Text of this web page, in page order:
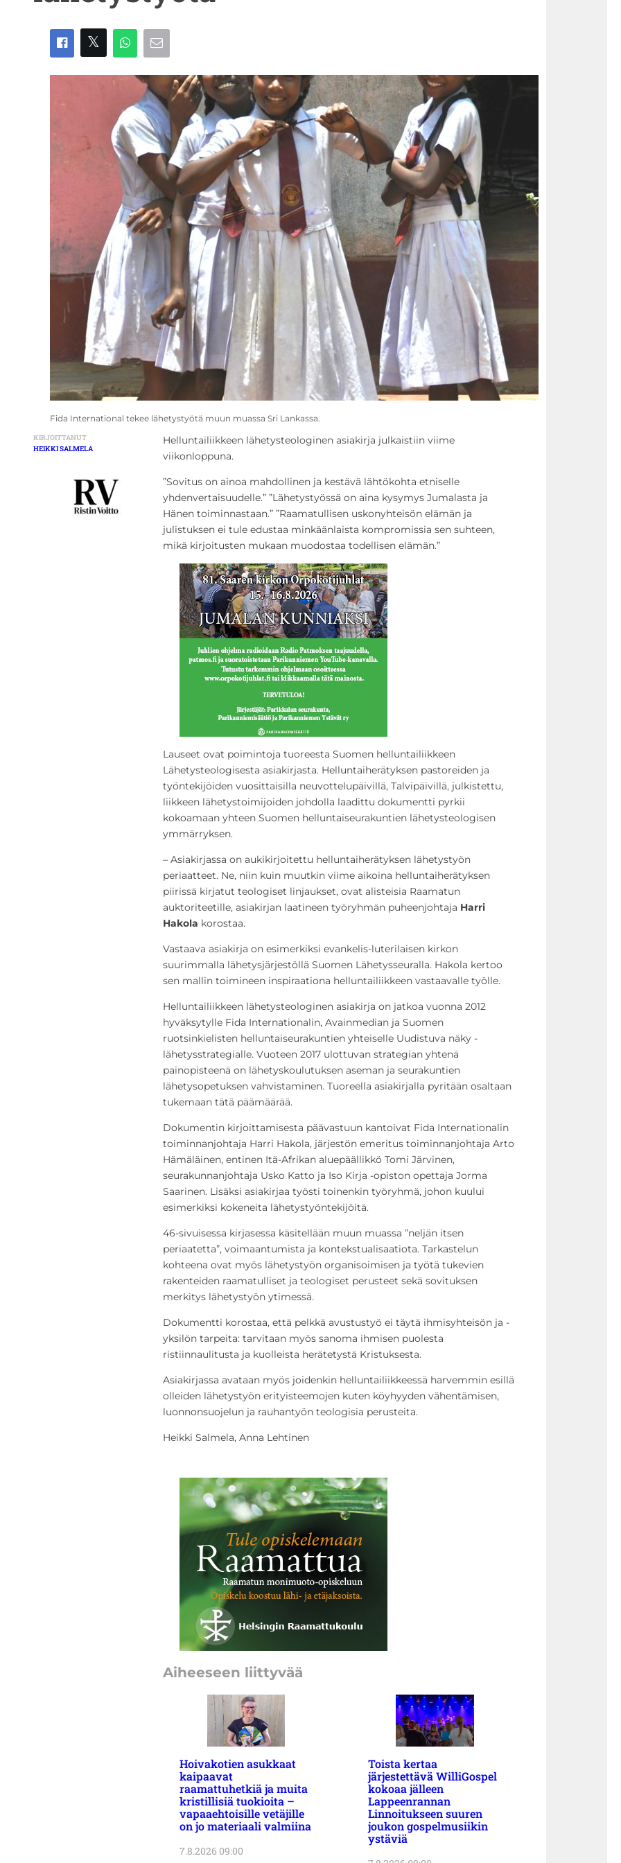
Fida International tekee lähetystyötä muun muassa Sri Lankassa.
KIRJOITTANUT
HEIKKI SALMELA
Helluntailiikkeen lähetysteologinen asiakirja julkaistiin viime
viikonloppuna.
”Sovitus on ainoa mahdollinen ja kestävä lähtökohta etniselle
yhdenvertaisuudelle.” ”Lähetystyössä on aina kysymys Jumalasta ja
Hänen toiminnastaan.” ”Raamatullisen uskonyhteisön elämän ja
julistuksen ei tule edustaa minkäänlaista kompromissia sen suhteen,
mikä kirjoitusten mukaan muodostaa todellisen elämän.”
Lauseet ovat poimintoja tuoreesta Suomen helluntailiikkeen
Lähetysteologisesta asiakirjasta. Helluntaiherätyksen pastoreiden ja
työntekijöiden vuosittaisilla neuvottelupäivillä, Talvipäivillä, julkistettu,
liikkeen lähetystoimijoiden johdolla laadittu dokumentti pyrkii
kokoamaan yhteen Suomen helluntaiseurakuntien lähetysteologisen
ymmärryksen.
– Asiakirjassa on aukikirjoitettu helluntaiherätyksen lähetystyön
periaatteet. Ne, niin kuin muutkin viime aikoina helluntaiherätyksen
piirissä kirjatut teologiset linjaukset, ovat alisteisia Raamatun
auktoriteetille, asiakirjan laatineen työryhmän puheenjohtaja Harri
Hakola korostaa.
Vastaava asiakirja on esimerkiksi evankelis-luterilaisen kirkon
suurimmalla lähetysjärjestöllä Suomen Lähetysseuralla. Hakola kertoo
sen mallin toimineen inspiraationa helluntailiikkeen vastaavalle työlle.
Helluntailiikkeen lähetysteologinen asiakirja on jatkoa vuonna 2012
hyväksytylle Fida Internationalin, Avainmedian ja Suomen
ruotsinkielisten helluntaiseurakuntien yhteiselle Uudistuva näky -
lähetysstrategialle. Vuoteen 2017 ulottuvan strategian yhtenä
painopisteenä on lähetyskoulutuksen aseman ja seurakuntien
lähetysopetuksen vahvistaminen. Tuoreella asiakirjalla pyritään osaltaan
tukemaan tätä päämäärää.
Dokumentin kirjoittamisesta päävastuun kantoivat Fida Internationalin
toiminnanjohtaja Harri Hakola, järjestön emeritus toiminnanjohtaja Arto
Hämäläinen, entinen Itä-Afrikan aluepäällikkö Tomi Järvinen,
seurakunnanjohtaja Usko Katto ja Iso Kirja -opiston opettaja Jorma
Saarinen. Lisäksi asiakirjaa työsti toinenkin työryhmä, johon kuului
esimerkiksi kokeneita lähetystyöntekijöitä.
46-sivuisessa kirjasessa käsitellään muun muassa ”neljän itsen
periaatetta”, voimaantumista ja kontekstualisaatiota. Tarkastelun
kohteena ovat myös lähetystyön organisoimisen ja työtä tukevien
rakenteiden raamatulliset ja teologiset perusteet sekä sovituksen
merkitys lähetystyön ytimessä.
Dokumentti korostaa, että pelkkä avustustyö ei täytä ihmisyhteisön ja -
yksilön tarpeita: tarvitaan myös sanoma ihmisen puolesta
ristiinnaulitusta ja kuolleista herätetystä Kristuksesta.
Asiakirjassa avataan myös joidenkin helluntailiikkeessä harvemmin esillä
olleiden lähetystyön erityisteemojen kuten köyhyyden vähentämisen,
luonnonsuojelun ja rauhantyön teologisia perusteita.
Heikki Salmela, Anna Lehtinen
Aiheeseen liittyvää
Hoivakotien asukkaat
kaipaavat
raamattuhetkiä ja muita
kristillisiä tuokioita –
vapaaehtoisille vetäjille
on jo materiaali valmiina
7.8.2026 09:00
Toista kertaa
järjestettävä WilliGospel
kokoaa jälleen
Lappeenrannan
Linnoitukseen suuren
joukon gospelmusiikin
ystäviä